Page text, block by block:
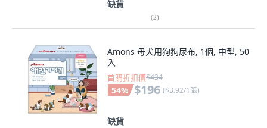
缺貨
(2)
Amons 母犬用狗狗尿布, 1個, 中型, 50
入
首購折扣價$434
54% $196 ($3.92/1張)
缺貨